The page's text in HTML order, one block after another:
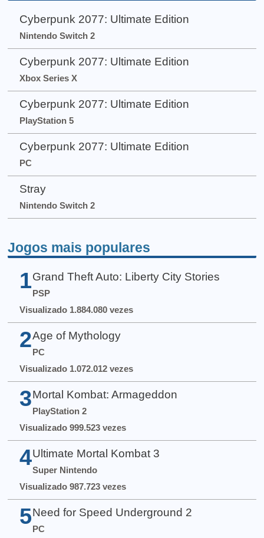
Cyberpunk 2077: Ultimate Edition
Nintendo Switch 2
Cyberpunk 2077: Ultimate Edition
Xbox Series X
Cyberpunk 2077: Ultimate Edition
PlayStation 5
Cyberpunk 2077: Ultimate Edition
PC
Stray
Nintendo Switch 2
Jogos mais populares
1 Grand Theft Auto: Liberty City Stories
PSP
Visualizado 1.884.080 vezes
2 Age of Mythology
PC
Visualizado 1.072.012 vezes
3 Mortal Kombat: Armageddon
PlayStation 2
Visualizado 999.523 vezes
4 Ultimate Mortal Kombat 3
Super Nintendo
Visualizado 987.723 vezes
5 Need for Speed Underground 2
PC